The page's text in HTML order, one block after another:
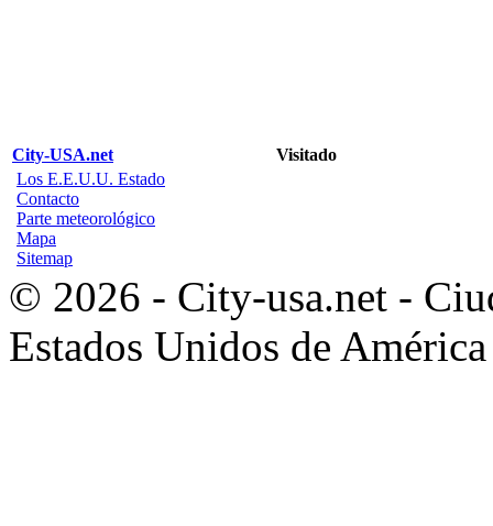
City-USA.net
Visitado
Los E.E.U.U. Estado
Contacto
Parte meteorológico
Mapa
Sitemap
© 2026 - City-usa.net -
Estados Unidos de América